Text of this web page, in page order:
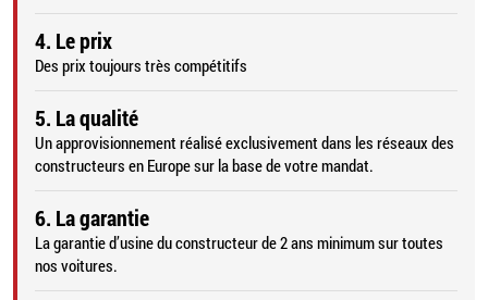
4. Le prix
Des prix toujours très compétitifs
5. La qualité
Un approvisionnement réalisé exclusivement dans les réseaux des
constructeurs en Europe sur la base de votre mandat.
6. La garantie
La garantie d’usine du constructeur de 2 ans minimum sur toutes
nos voitures.